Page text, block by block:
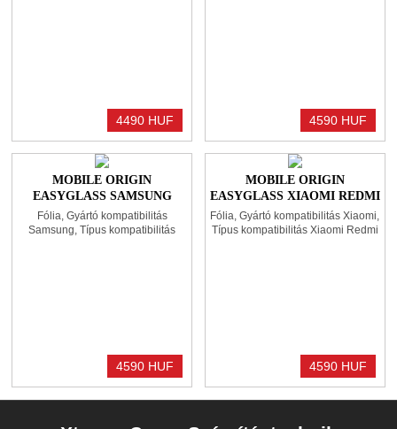
4490 HUF 4590 HUF
MOBILE ORIGIN
EASYGLASS SAMSUNG
GALAXY TAB A9+
Fólia, Gyártó kompatibilitás
Samsung, Típus kompatibilitás
4590 HUF
MOBILE ORIGIN
EASYGLASS XIAOMI REDMI
PAD SE 11"
Fólia, Gyártó kompatibilitás Xiaomi,
Típus kompatibilitás Xiaomi Redmi
4590 HUF